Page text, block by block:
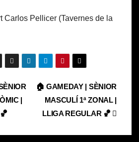
Pellicer (Tavernes de la
🏠 GAMEDAY | SÈNIOR
MASCULÍ 1ª ZONAL |
LLIGA REGULAR 🏀
|